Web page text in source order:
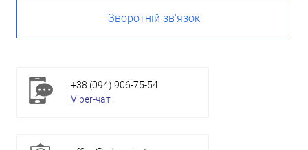
Зворотній зв'язок
+38 (094) 906-75-54
Viber-чат